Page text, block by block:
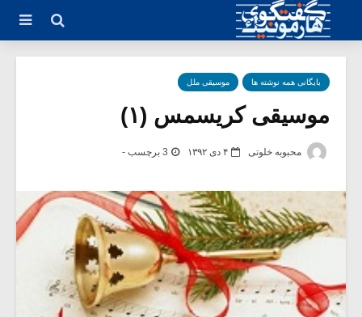
بایگانی همه نوشته ها موسیقی ملل
موسیقی کریسمس (۱)
محبوبه خلوتی ۴ دی ۱۳۹۲ 3 برچسب -